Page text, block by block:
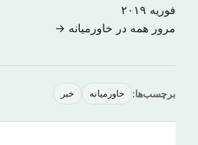
فوریه ۲۰۱۹
مرور همه در خاورمیانه →
برچسب‌ها: خاورمیانه خبر